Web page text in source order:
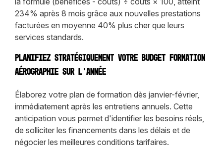
234% après 8 mois grâce aux nouvelles prestations
facturées en moyenne 40% plus cher que leurs
services standards.
Planifiez stratégiquement votre budget formation
aérographie sur l'année
Élaborez votre plan de formation dès janvier-février,
immédiatement après les entretiens annuels. Cette
anticipation vous permet d'identifier les besoins réels,
de solliciter les financements dans les délais et de
négocier les meilleures conditions tarifaires.